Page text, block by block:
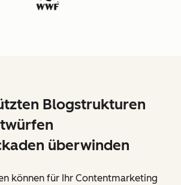
Blogstrukturen
überwinden
können für Ihr Contentmarketing